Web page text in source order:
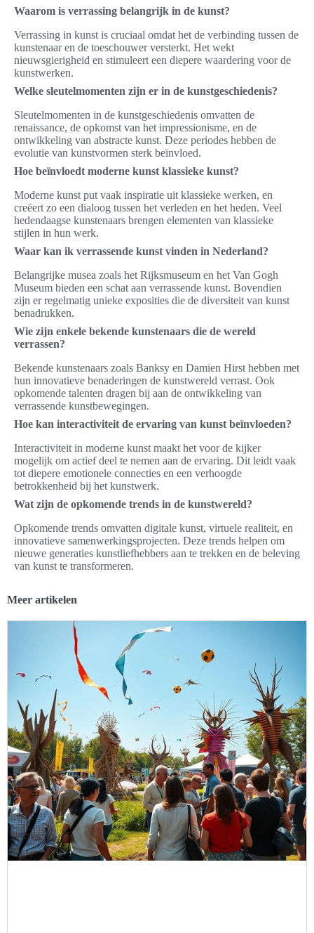
Waarom is verrassing belangrijk in de kunst?
Verrassing in kunst is cruciaal omdat het de verbinding tussen de
kunstenaar en de toeschouwer versterkt. Het wekt
nieuwsgierigheid en stimuleert een diepere waardering voor de
kunstwerken.
Welke sleutelmomenten zijn er in de kunstgeschiedenis?
Sleutelmomenten in de kunstgeschiedenis omvatten de
renaissance, de opkomst van het impressionisme, en de
ontwikkeling van abstracte kunst. Deze periodes hebben de
evolutie van kunstvormen sterk beïnvloed.
Hoe beïnvloedt moderne kunst klassieke kunst?
Moderne kunst put vaak inspiratie uit klassieke werken, en
creëert zo een dialoog tussen het verleden en het heden. Veel
hedendaagse kunstenaars brengen elementen van klassieke
stijlen in hun werk.
Waar kan ik verrassende kunst vinden in Nederland?
Belangrijke musea zoals het Rijksmuseum en het Van Gogh
Museum bieden een schat aan verrassende kunst. Bovendien
zijn er regelmatig unieke exposities die de diversiteit van kunst
benadrukken.
Wie zijn enkele bekende kunstenaars die de wereld
verrassen?
Bekende kunstenaars zoals Banksy en Damien Hirst hebben met
hun innovatieve benaderingen de kunstwereld verrast. Ook
opkomende talenten dragen bij aan de ontwikkeling van
verrassende kunstbewegingen.
Hoe kan interactiviteit de ervaring van kunst beïnvloeden?
Interactiviteit in moderne kunst maakt het voor de kijker
mogelijk om actief deel te nemen aan de ervaring. Dit leidt vaak
tot diepere emotionele connecties en een verhoogde
betrokkenheid bij het kunstwerk.
Wat zijn de opkomende trends in de kunstwereld?
Opkomende trends omvatten digitale kunst, virtuele realiteit, en
innovatieve samenwerkingsprojecten. Deze trends helpen om
nieuwe generaties kunstliefhebbers aan te trekken en de beleving
van kunst te transformeren.
Meer artikelen